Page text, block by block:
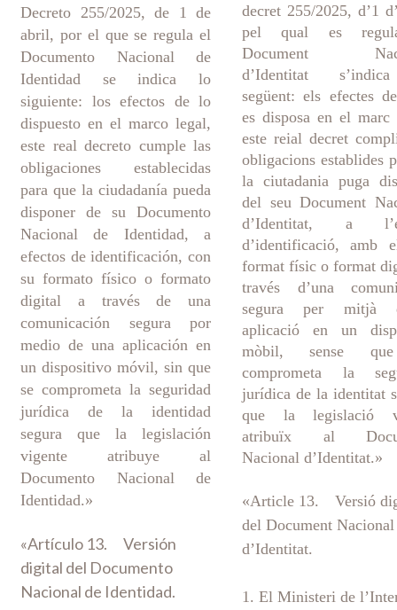
Decreto 255/2025, de 1 de
abril, por el que se regula el
Documento Nacional de
Identidad se indica lo
siguiente: los efectos de lo
dispuesto en el marco legal,
este real decreto cumple las
obligaciones establecidas
para que la ciudadanía pueda
disponer de su Documento
Nacional de Identidad, a
efectos de identificación, con
su formato físico o formato
digital a través de una
comunicación segura por
medio de una aplicación en
un dispositivo móvil, sin que
se comprometa la seguridad
jurídica de la identidad
segura que la legislación
vigente atribuye al
Documento Nacional de
Identidad.»
«Artículo 13. Versión
digital del Documento
Nacional de Identidad.
decret 255/2025, d’1
pel qual es
Document
d’Identitat
següent: els efectes
es disposa en el marc
este reial decret
obligacions establides
la ciutadania puga
del seu Document
d’Identitat, a
d’identificació, amb
format físic o format
través d’una
segura per mitjà
aplicació en un
mòbil, sense
comprometa la
jurídica de la identitat
que la legislació
atribuïx al
Nacional d’Identitat.»
«Article 13. Versió
del Document Nacional
d’Identitat.
1. El Ministeri de